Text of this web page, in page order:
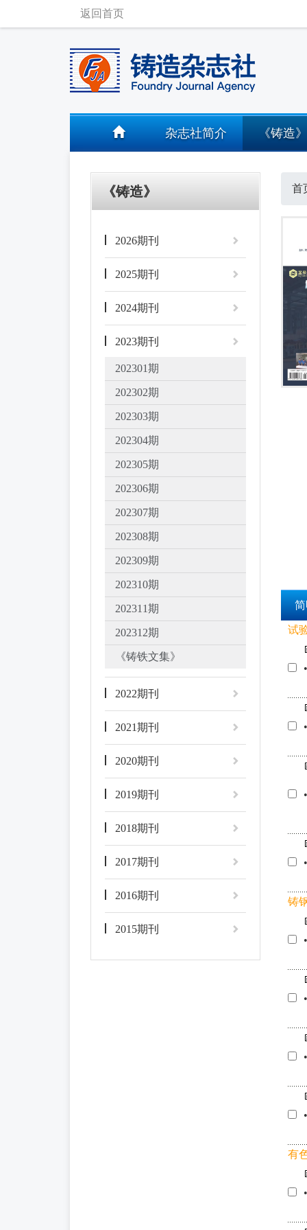
返回首页
杂志社简介 《铸造》
《铸造》
2026期刊
2025期刊
2024期刊
2023期刊
202301期
202302期
202303期
202304期
202305期
202306期
202307期
202308期
202309期
202310期
202311期
202312期
《铸铁文集》
2022期刊
2021期刊
2020期刊
2019期刊
2018期刊
2017期刊
2016期刊
2015期刊
首
试
•
•
•
•
铸
•
•
•
•
有
•